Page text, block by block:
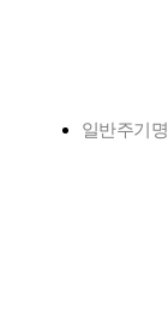
일반주기명